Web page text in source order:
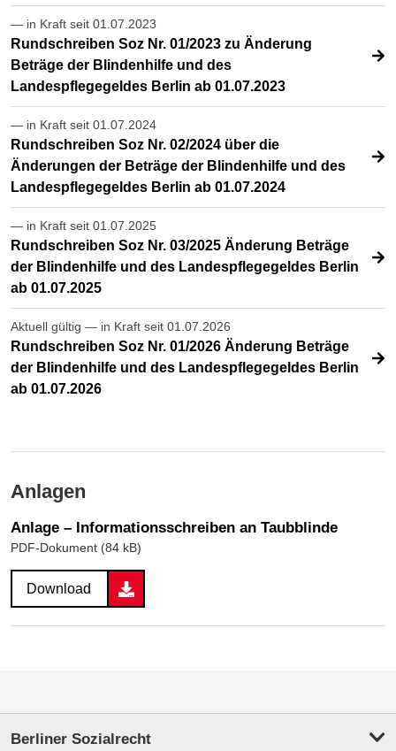
— in Kraft seit 01.07.2023
Rundschreiben Soz Nr. 01/2023 zu Änderung
Beträge der Blindenhilfe und des
Landespflegegeldes Berlin ab 01.07.2023
— in Kraft seit 01.07.2024
Rundschreiben Soz Nr. 02/2024 über die
Änderungen der Beträge der Blindenhilfe und des
Landespflegegeldes Berlin ab 01.07.2024
— in Kraft seit 01.07.2025
Rundschreiben Soz Nr. 03/2025 Änderung Beträge
der Blindenhilfe und des Landespflegegeldes Berlin
ab 01.07.2025
Aktuell gültig — in Kraft seit 01.07.2026
Rundschreiben Soz Nr. 01/2026 Änderung Beträge
der Blindenhilfe und des Landespflegegeldes Berlin
ab 01.07.2026
Anlagen
Anlage – Informationsschreiben an Taubblinde
PDF-Dokument (84 kB)
Download
Berliner Sozialrecht